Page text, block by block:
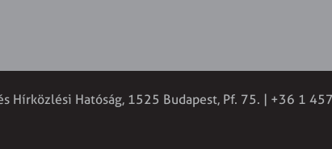
Hírközlési Hatóság, 1525 Budapest, Pf. 75. | +36 1